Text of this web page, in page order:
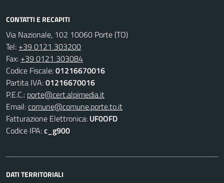
CONTATTI E RECAPITI
Via Nazionale, 102 10060 Porte (TO)
Tel: +39 0121 303200
Fax: +39 0121 303084
Codice Fiscale:01216670016
Partita IVA:01216670016
P.E.C.: porte@cert.alpimedia.it
Email:comune@comune.porte.to.it
Fatturazione Elettronica: UF0OFD
Codice IPA:c_g900
DATI TERRITORIALI